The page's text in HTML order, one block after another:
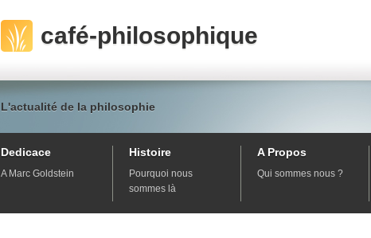
café-philosophique
L'actualité de la philosophie
Dedicace
A Marc Goldstein
Histoire
Pourquoi nous
sommes là
A Propos
Qui sommes nous ?